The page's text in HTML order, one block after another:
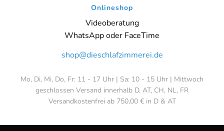
Onlineshop
Videoberatung
WhatsApp oder FaceTime
shop@dieschlafzimmerei.de
Mo, Di, Mi, Do, Fr: 11 - 17 Uhr | Sa: 10 - 15 Uhr | Mittwoch
geschlossen Versand innerhalb D, AT, CH, NL, FR
Versandkostenfrei ab 750,00 € in D & AT